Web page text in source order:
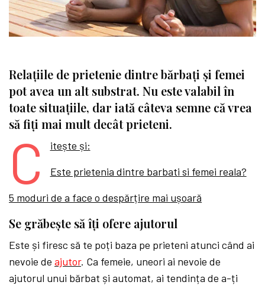
Relațiile de prietenie dintre bărbați și femei
pot avea un alt substrat. Nu este valabil în
toate situațiile, dar iată câteva semne că vrea
să fiți mai mult decât prieteni.
C
itește și:
Este prietenia dintre barbati si femei reala?
5 moduri de a face o despărțire mai ușoară
Se grăbește să îți ofere ajutorul
Este și firesc să te poți baza pe prieteni atunci când ai
nevoie deajutor. Ca femeie, uneori ai nevoie de
ajutorul unui bărbat și automat, ai tendința de a-ți